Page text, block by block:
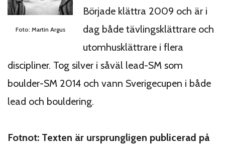
Foto: Martin Argus
Började klättra 2009 och är i
dag både tävlingsklättrare och
utomhusklättrare i flera
discipliner. Tog silver i såväl lead-SM som
boulder-SM 2014 och vann Sverigecupen i både
lead och bouldering.
Fotnot: Texten är ursprungligen publicerad på